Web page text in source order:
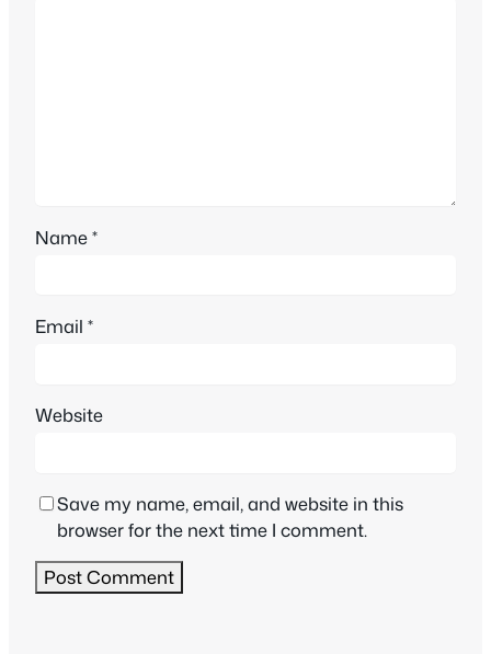
Name*
Email *
Website
Save my name, email, and website in this
browser for the next time I comment.